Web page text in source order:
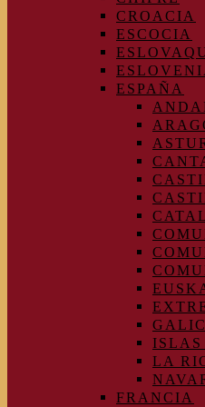
CROACIA
ESCOCIA
ESPAÑA
ISLAS
LA
FRANCIA